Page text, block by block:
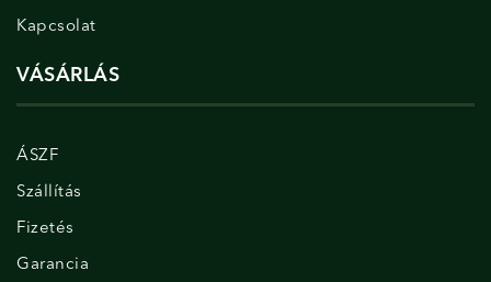
Kapcsolat
VÁSÁRLÁS
ÁSZF
Szállítás
Fizetés
Garancia